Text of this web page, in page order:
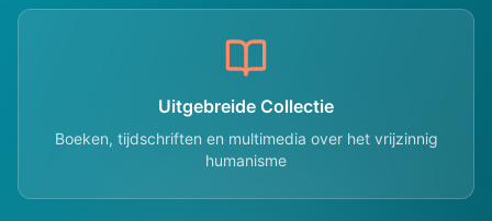
Uitgebreide Collectie
Boeken, tijdschriften en multimedia over het vrijzinnig
humanisme